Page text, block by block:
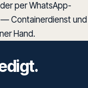
per WhatsApp-
— Containerdienst und
Hand.